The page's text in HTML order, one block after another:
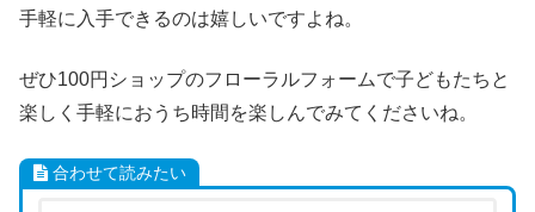
手軽に入手できるのは嬉しいですよね。
ぜひ100円ショップのフローラルフォームで子どもたちと
楽しく手軽におうち時間を楽しんでみてくださいね。
合わせて読みたい